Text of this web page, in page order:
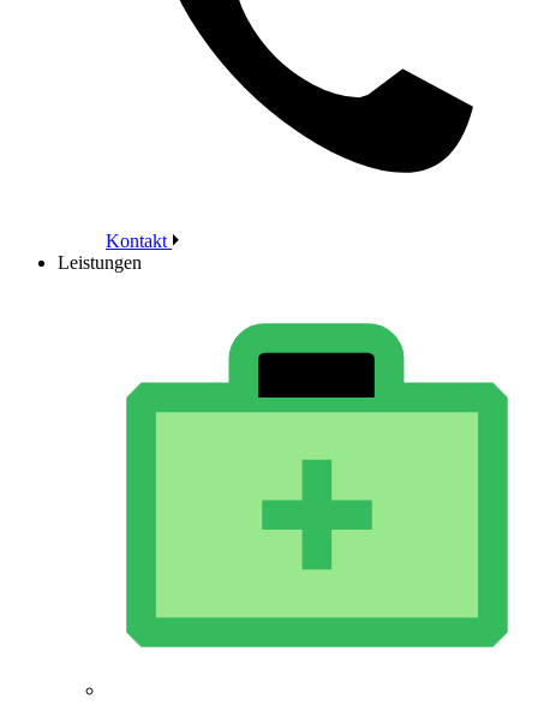
Kontakt
Leistungen